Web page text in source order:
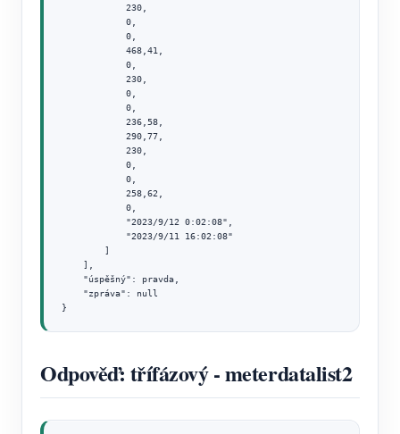
            230,
            0,
            0,
            468,41,
            0,
            230,
            0,
            0,
            236,58,
            290,77,
            230,
            0,
            0,
            258,62,
            0,
            "2023/9/12 0:02:08",
            "2023/9/11 16:02:08"
    ],
    "úspěšný": pravda,
    "zpráva": null
}
Odpověď: třífázový - meterdatalist2